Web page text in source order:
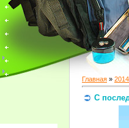
Главная » 2014
С